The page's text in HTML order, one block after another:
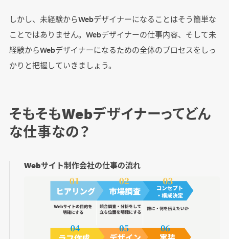
しかし、未経験からWebデザイナーになることはそう簡単な
ことではありません。Webデザイナーの仕事内容、そして未
経験からWebデザイナーになるための全体のプロセスをしっ
かりと把握していきましょう。
そもそもWebデザイナーってどん
な仕事なの？
Webサイト制作会社の仕事の流れ